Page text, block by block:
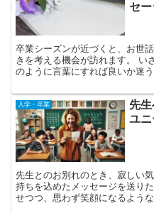
セー
卒業シーズンが近づくと、お世
きを考える機会が訪れます。 い
のように言葉にすれば良いか迷
入学・卒業
先
ユ
先生とのお別れのとき、寂しい
持ちを込めたメッセージを送り
せつつ、思わず笑顔になるよう